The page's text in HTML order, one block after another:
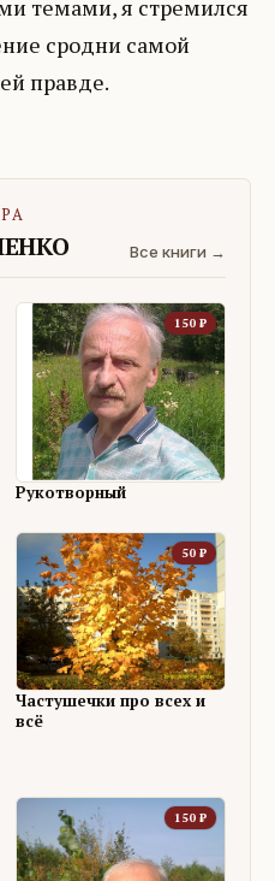
темами, я стремился
сродни самой
правде.
Все книги →
150 ₽
Рукотворный
50 ₽
Частушечки про всех и
всё
150 ₽